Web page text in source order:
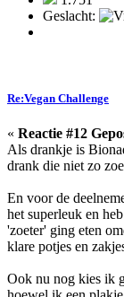
Geslacht:
Re:Vegan Challenge
« Reactie #12
Als drankje is
drank die niet zo
En voor de
het superleuk en
'zoeter' ging eten
klare potjes en
Ook nu nog kies ik